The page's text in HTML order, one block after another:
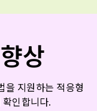
상
을 지원하는 적응형
인합니다.